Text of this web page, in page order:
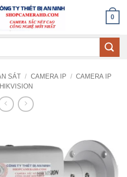
0
SÁT / CAMERA IP / CAMERA IP
HIKVISION